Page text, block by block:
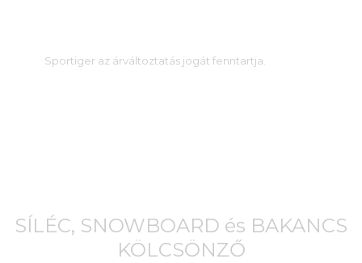
Sportiger az árváltoztatás jogát fenntartja.
SÍLÉC, SNOWBOARD és BAKANCS
KÖLCSÖNZŐ